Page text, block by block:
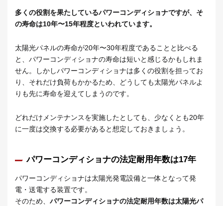
多くの役割を果たしているパワーコンディショナですが、そ
の寿命は10年〜15年程度といわれています。
太陽光パネルの寿命が20年〜30年程度であることと比べる
と、パワーコンディショナの寿命は短いと感じるかもしれま
せん。しかしパワーコンディショナは多くの役割を担ってお
り、それだけ負荷もかかるため、どうしても太陽光パネルよ
りも先に寿命を迎えてしまうのです。
どれだけメンテナンスを実施したとしても、少なくとも20年
に一度は交換する必要があると想定しておきましょう。
パワーコンディショナの法定耐用年数は17年
パワーコンディショナは太陽光発電設備と一体となって発
電・送電する装置です。
そのため、 パワーコンディショナの法定耐用年数は太陽光パ